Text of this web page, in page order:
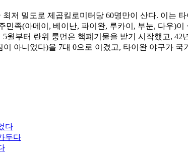
저 밀도로 제곱킬로미터당 60명만이 산다. 이는
족(아메이, 베이난, 파이완, 루카이, 부눈, 다우)
부터 란위 룽먼은 핵폐기물을 받기 시작했고, 42
아니었다)을 7대 0으로 이겼고, 타이완 야구가
다
두다